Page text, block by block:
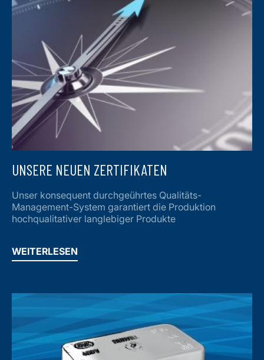
UNSERE NEUEN ZERTIFIKATEN
Unser konsequent durchgeührtes Qualitäts-
Management-System garantiert die Produktion
hochqualitativer langlebiger Produkte
WEITERLESEN